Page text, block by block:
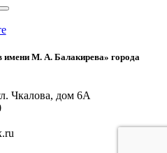
М. А. Балакирева» города
Чкалова, дом 6А